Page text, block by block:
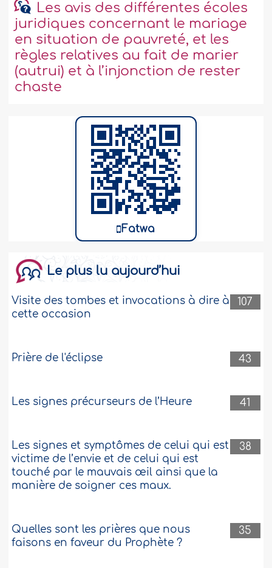
Les avis des différentes écoles
juridiques concernant le mariage
en situation de pauvreté, et les
règles relatives au fait de marier
(autrui) et à l’injonction de rester
chaste
Fatwa
Le plus lu aujourd’hui
107
Visite des tombes et invocations à dire à
cette occasion
43
Prière de l'éclipse
41
Les signes précurseurs de l’Heure
38
Les signes et symptômes de celui qui est
victime de l’envie et de celui qui est
touché par le mauvais œil ainsi que la
manière de soigner ces maux.
35
Quelles sont les prières que nous
faisons en faveur du Prophète ?